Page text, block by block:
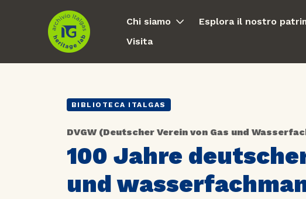
Chi siamo Esplora il nostro
Visita
BIBLIOTECA ITALGAS
DVGW (Deutscher Verein von Gas und
100 Jahre
und